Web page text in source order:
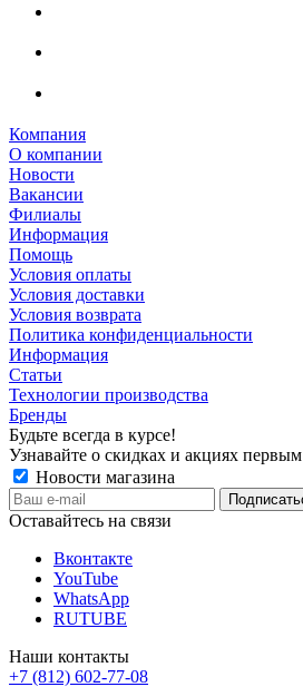
Компания
О компании
Новости
Вакансии
Филиалы
Информация
Помощь
Условия оплаты
Условия доставки
Условия возврата
Политика конфиденциальности
Информация
Статьи
Технологии производства
Бренды
Будьте всегда в курсе!
Узнавайте о скидках и акциях первым
Новости магазина
Оставайтесь на связи
Вконтакте
YouTube
WhatsApp
RUTUBE
Наши контакты
+7 (812) 602-77-08